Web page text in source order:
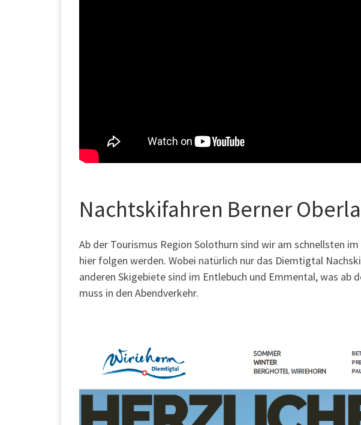
Nachtskifahren Berner
Ab der Tourismus Region Solothurn sind wir am schnellsten
hier folgen werden. Wobei natürlich nur das Diemtigtal
anderen Skigebiete sind im Entlebuch und Emmental, was
muss in den Abendverkehr.